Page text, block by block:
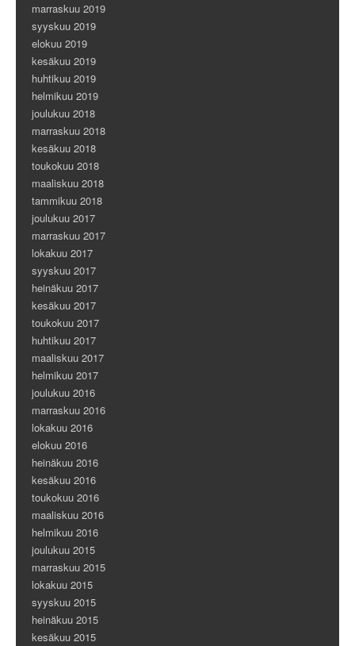
marraskuu 2019
syyskuu 2019
elokuu 2019
kesäkuu 2019
huhtikuu 2019
helmikuu 2019
joulukuu 2018
marraskuu 2018
kesäkuu 2018
toukokuu 2018
maaliskuu 2018
tammikuu 2018
joulukuu 2017
marraskuu 2017
lokakuu 2017
syyskuu 2017
heinäkuu 2017
kesäkuu 2017
toukokuu 2017
huhtikuu 2017
maaliskuu 2017
helmikuu 2017
joulukuu 2016
marraskuu 2016
lokakuu 2016
elokuu 2016
heinäkuu 2016
kesäkuu 2016
toukokuu 2016
maaliskuu 2016
helmikuu 2016
joulukuu 2015
marraskuu 2015
lokakuu 2015
syyskuu 2015
heinäkuu 2015
kesäkuu 2015